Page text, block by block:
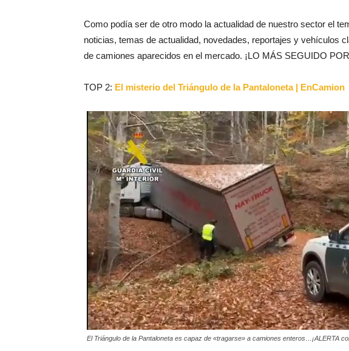
Como podía ser de otro modo la actualidad de nuestro sector el
noticias, temas de actualidad, novedades, reportajes y vehículos
de camiones aparecidos en el mercado. ¡LO MÁS SEGUIDO
TOP 2: El misterio del Triángulo de la Pantaloneta | EnCamion
El Triángulo de la Pantaloneta es capaz de «tragarse» a camiones enteros…¡ALERTA